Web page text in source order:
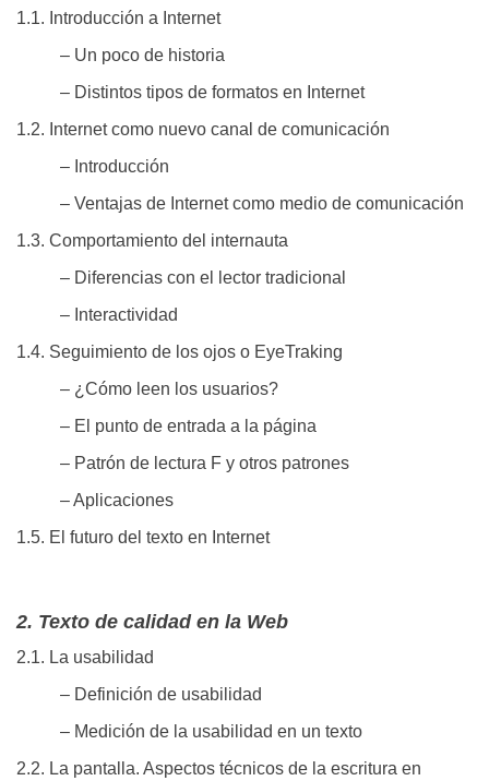
1.1. Introducción a Internet
– Un poco de historia
– Distintos tipos de formatos en Internet
1.2. Internet como nuevo canal de comunicación
– Introducción
– Ventajas de Internet como medio de comunicación
1.3. Comportamiento del internauta
– Diferencias con el lector tradicional
– Interactividad
1.4. Seguimiento de los ojos o EyeTraking
– ¿Cómo leen los usuarios?
– El punto de entrada a la página
– Patrón de lectura F y otros patrones
– Aplicaciones
1.5. El futuro del texto en Internet
2. Texto de calidad en la Web
2.1. La usabilidad
– Definición de usabilidad
– Medición de la usabilidad en un texto
2.2. La pantalla. Aspectos técnicos de la escritura en